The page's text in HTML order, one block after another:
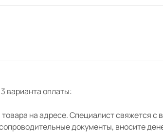
варианта оплаты:
на адресе. Специалист свяжется с
документы, вносите